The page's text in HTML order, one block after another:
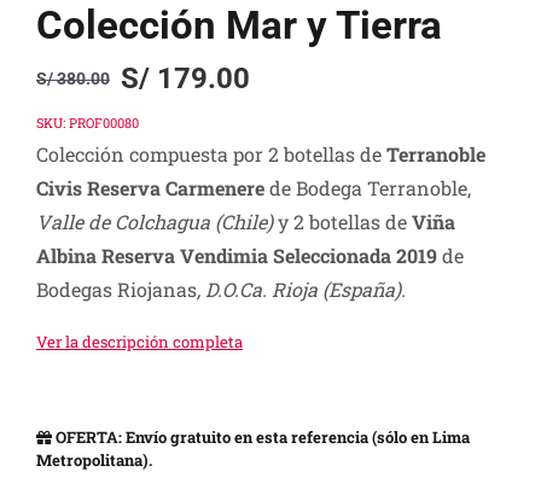
Colección Mar y Tierra
S/380.00
Original
price
was:
S/ 380.00.
S/179.00
Current
price
is:
S/ 179.00.
SKU: PROF00080
Colección compuesta por 2 botellas deTerranoble
Civis Reserva Carmenerede Bodega Terranoble,
Valle de Colchagua (Chile)y 2 botellas deViña
Albina Reserva Vendimia Seleccionada 2019de
Bodegas Riojanas, D.O.Ca. Rioja (España).
Ver la descripción completa
OFERTA: Envío gratuito en esta referencia (sólo en Lima
Metropolitana).